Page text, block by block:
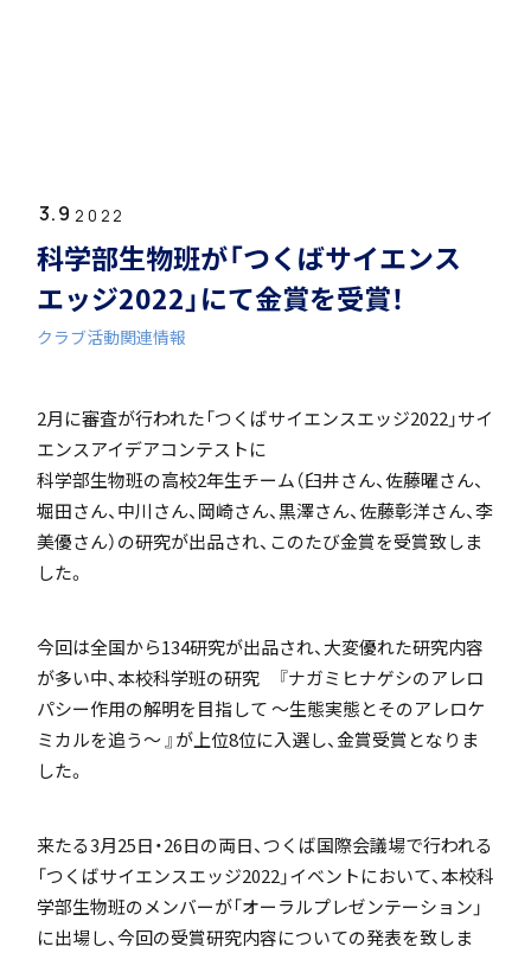
3.9 2022
科学部生物班が「つくばサイエンス
エッジ2022」にて金賞を受賞！
クラブ活動関連情報
2月に審査が行われた「つくばサイエンスエッジ2022」サイ
エンスアイデアコンテストに
科学部生物班の高校2年生チーム（臼井さん、佐藤曜さん、
堀田さん、中川さん、岡崎さん、黒澤さん、佐藤彰洋さん、李
美優さん）の研究が出品され、このたび金賞を受賞致しま
した。
今回は全国から134研究が出品され、大変優れた研究内容
が多い中、本校科学班の研究 『ナガミヒナゲシのアレロ
パシー作用の解明を目指して ～生態実態とそのアレロケ
ミカルを追う～ 』が上位8位に入選し、金賞受賞となりま
した。
来たる3月25日・26日の両日、つくば国際会議場で行われる
「つくばサイエンスエッジ2022」イベントにおいて、本校科
学部生物班のメンバーが「オーラルプレゼンテーション」
に出場し、今回の受賞研究内容についての発表を致しま
学校長挨拶
いじめ防止基本方針
特色